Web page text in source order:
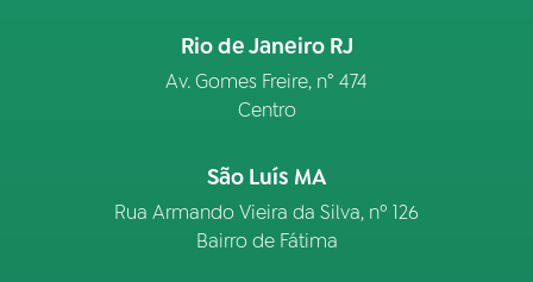
Rio de Janeiro RJ
Av. Gomes Freire, n° 474
Centro
São Luís MA
Rua Armando Vieira da Silva, nº 126
Bairro de Fátima